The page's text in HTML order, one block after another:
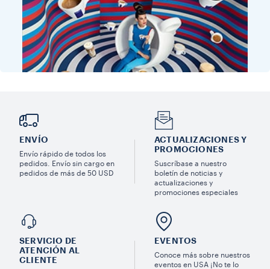
ENVÍO
Envío rápido de todos los
pedidos. Envío sin cargo en
pedidos de más de 50 USD
ACTUALIZACIONES Y
PROMOCIONES
Suscríbase a nuestro
boletín de noticias y
actualizaciones y
promociones especiales
SERVICIO DE
ATENCIÓN AL
CLIENTE
EVENTOS
Conoce más sobre nuestros
eventos en USA ¡No te lo